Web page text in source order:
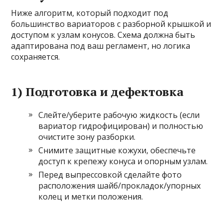
Ниже алгоритм, который подходит под
большинство вариаторов с разборной крышкой и
доступом к узлам конусов. Схема должна быть
адаптирована под ваш регламент, но логика
сохраняется.
1) Подготовка и дефектовка
Слейте/уберите рабочую жидкость (если
вариатор гидрофицирован) и полностью
очистите зону разборки.
Снимите защитные кожухи, обеспечьте
доступ к крепежу конуса и опорным узлам.
Перед выпрессовкой сделайте фото
расположения шайб/прокладок/упорных
колец и метки положения.